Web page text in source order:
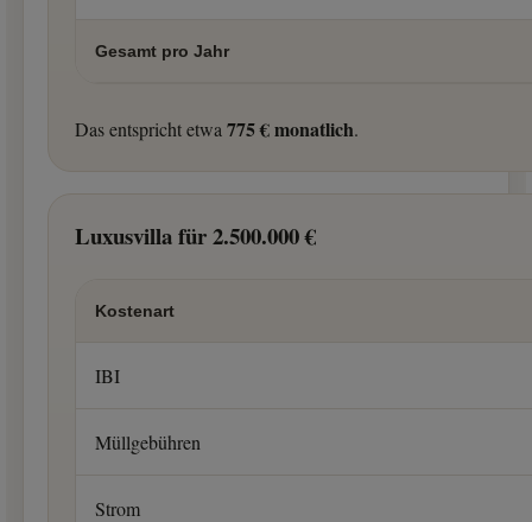
Gesamt pro Jahr
Das entspricht etwa 775 € monatlich.
Luxusvilla für 2.500.000 €
Kostenart
IBI
Müllgebühren
Strom